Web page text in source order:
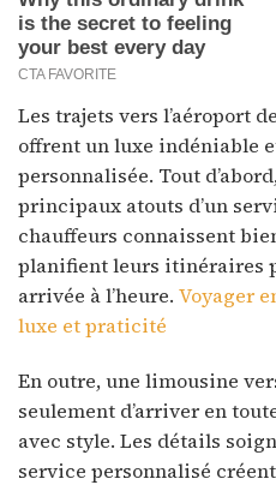
Les trajets vers l’aéroport
offrent un luxe indéniable
personnalisée. Tout
principaux atouts d’un
chauffeurs connaissent
planifient leurs itinéraires
arrivée à l’heure. Voyager
luxe et praticité
En outre, une limousine
seulement d’arriver en
avec style. Les détails
service personnalisé